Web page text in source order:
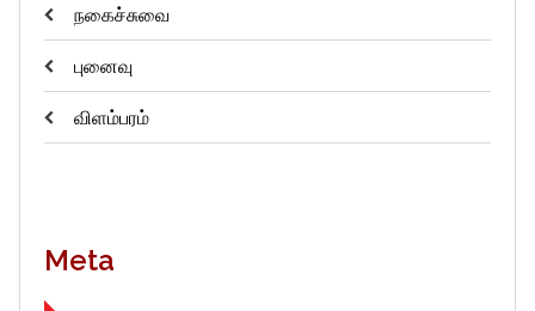
நகைச்சுவை
புனைவு
விளம்பரம்
Meta